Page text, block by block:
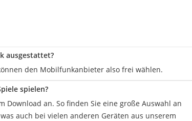
ausgestattet?
den Mobilfunkanbieter also frei wählen.
spielen?
Download an. So finden Sie eine große Auswahl an
auch bei vielen anderen Geräten aus unserem